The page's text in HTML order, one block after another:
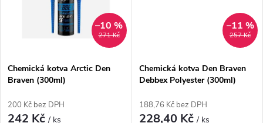
271 Kč
–10 %
Chemická kotva Arctic Den
Braven (300ml)
200 Kč bez DPH
242 Kč/ ks
257 Kč
–11 %
Chemická kotva Den Braven
Debbex Polyester (300ml)
188,76 Kč bez DPH
228,40 Kč/ ks